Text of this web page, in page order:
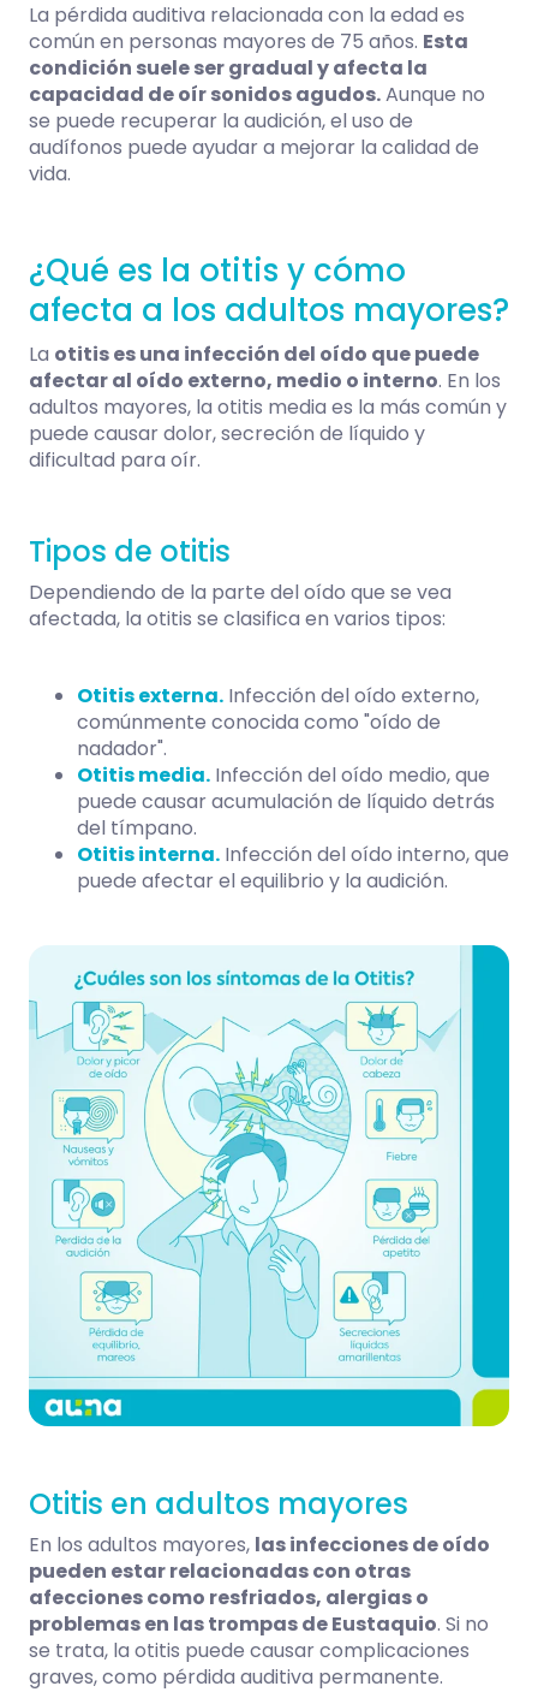
La pérdida auditiva relacionada con la edad es
común en personas mayores de 75 años. Esta
condición suele ser gradual y afecta la
capacidad de oír sonidos agudos.Aunque no
se puede recuperar la audición, el uso de
audífonos puede ayudar a mejorar la calidad de
vida.
¿Qué es la otitis y cómo
afecta a los adultos mayores?
La otitises una infección del oído que puede
afectar al oído externo, medio o interno. En los
adultos mayores, la otitis media es la más común y
puede causar dolor, secreción de líquido y
dificultad para oír.
Tipos de otitis
Dependiendo de la parte del oído que se vea
afectada, la otitis se clasifica en varios tipos:
Otitis externa. Infección del oído externo,
comúnmente conocida como "oído de
nadador".
Otitis media. Infección del oído medio, que
puede causar acumulación de líquido detrás
del tímpano.
Otitis interna. Infección del oído interno, que
puede afectar el equilibrio y la audición.
Otitis en adultos mayores
En los adultos mayores, las infecciones de oído
pueden estar relacionadas con otras
afecciones como resfriados, alergias o
problemas en las trompas de Eustaquio. Si no
se trata, la otitis puede causar complicaciones
graves, como pérdida auditiva permanente.